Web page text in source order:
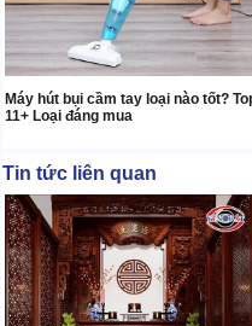
Máy hút bụi cầm tay loại nào tốt?
11+ Loại đáng mua
Tin tức liên quan